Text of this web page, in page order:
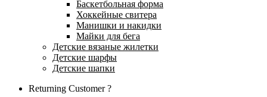
Баскетбольная форма
Хоккейные свитера
Манишки и накидки
Майки для бега
Детские вязаные жилетки
Детские шарфы
Детские шапки
Returning Customer ?